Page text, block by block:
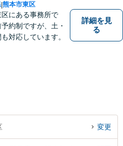
|熊本市東区
にある事務所で
約制ですが、土・
対応しています。
詳細を見
る
変更